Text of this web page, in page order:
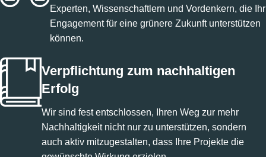
Experten, Wissenschaftlern und Vordenkern, die Ihr
Engagement für eine grünere Zukunft unterstützen
können.
Verpflichtung zum nachhaltigen
Erfolg
Wir sind fest entschlossen, Ihren Weg zur mehr
Nachhaltigkeit nicht nur zu unterstützen, sondern
auch aktiv mitzugestalten, dass Ihre Projekte die